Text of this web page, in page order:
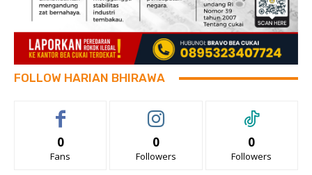
FOLLOW HARIAN BHIRAWA
0
Fans
0
Followers
0
Followers